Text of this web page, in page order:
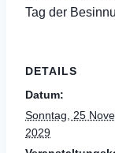
Tag der
DETAILS
Datum:
Sonntag, 25
2029